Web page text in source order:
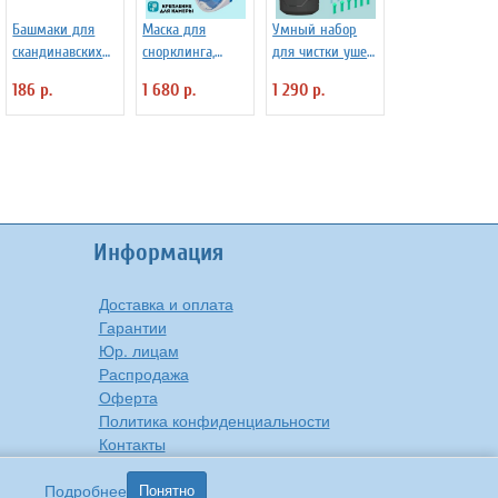
Подробнее Понятно
Башмаки для
скандинавских
186 р.
Маска для
снорклинга,
S/M
1 680 р.
Умный набор
для чистки ушей
ANYSMART
1 290 р.
Информация
Доставка и оплата
Гарантии
Юр. лицам
Распродажа
Оферта
Политика конфиденциальности
Контакты
О компании